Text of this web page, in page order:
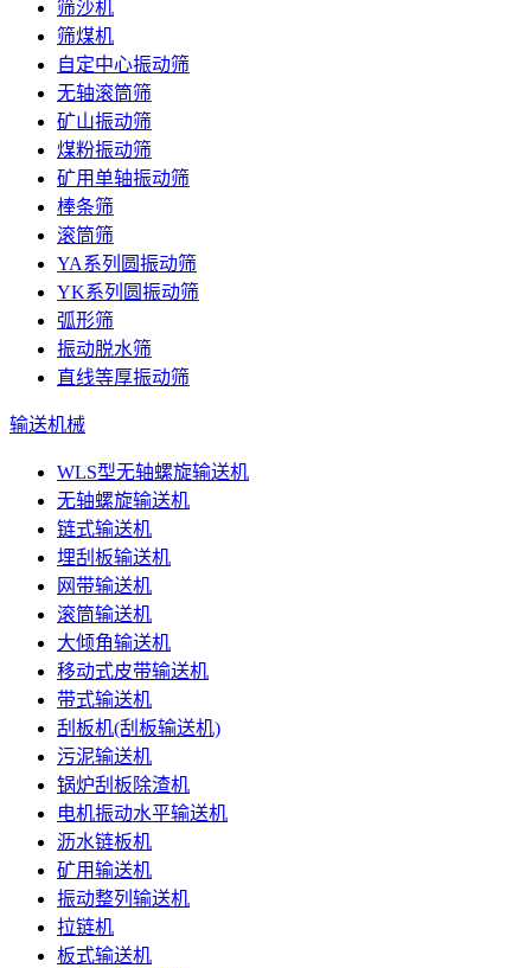
筛沙机
筛煤机
自定中心振动筛
无轴滚筒筛
矿山振动筛
煤粉振动筛
矿用单轴振动筛
棒条筛
滚筒筛
YA系列圆振动筛
YK系列圆振动筛
弧形筛
振动脱水筛
直线等厚振动筛
输送机械
WLS型无轴螺旋输送机
无轴螺旋输送机
链式输送机
埋刮板输送机
网带输送机
滚筒输送机
大倾角输送机
移动式皮带输送机
带式输送机
刮板机(刮板输送机)
污泥输送机
锅炉刮板除渣机
电机振动水平输送机
沥水链板机
矿用输送机
振动整列输送机
拉链机
板式输送机